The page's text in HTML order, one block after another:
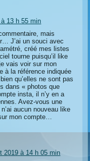
13 h 55 min
mais
J’ai un souci avec
créé mes listes
tourne puisqu’il like
vais voir sur mon
à la référence indiquée
qu’elles ne sont pas
dans « photos que
insta, il n’y en a
Avez-vous une
aucun nouveau like
mon compte…
2019 à 14 h 05 min